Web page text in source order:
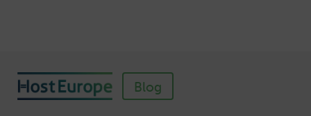
Blog